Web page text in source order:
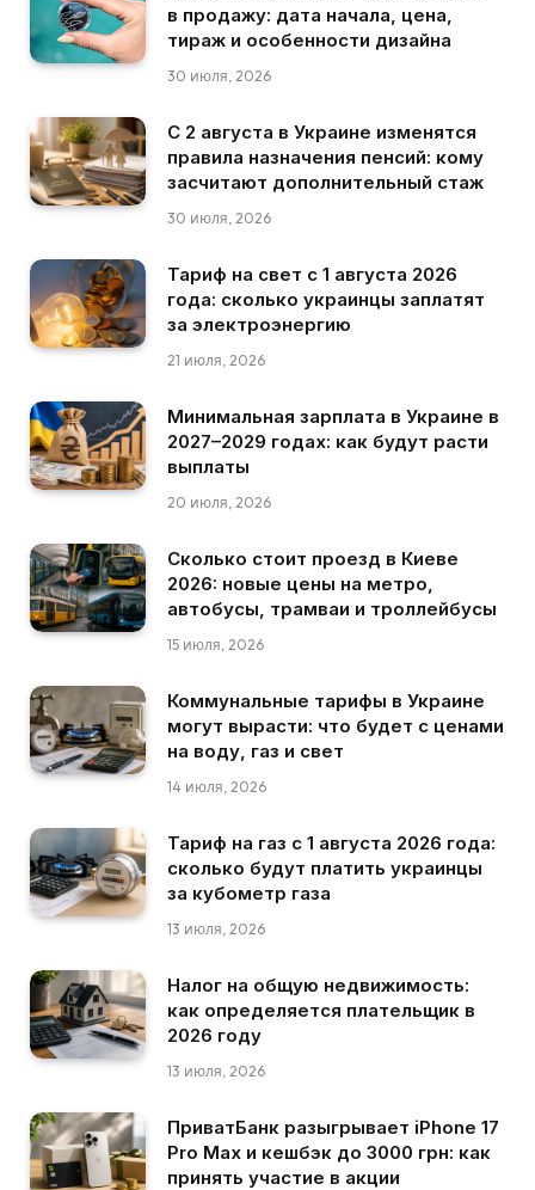
в продажу: дата начала, цена,
тираж и особенности дизайна
30 июля, 2026
С 2 августа в Украине изменятся
правила назначения пенсий: кому
засчитают дополнительный стаж
30 июля, 2026
Тариф на свет с 1 августа 2026
года: сколько украинцы заплатят
за электроэнергию
21 июля, 2026
Минимальная зарплата в Украине в
2027–2029 годах: как будут расти
выплаты
20 июля, 2026
Сколько стоит проезд в Киеве
2026: новые цены на метро,
автобусы, трамваи и троллейбусы
15 июля, 2026
Коммунальные тарифы в Украине
могут вырасти: что будет с ценами
на воду, газ и свет
14 июля, 2026
Тариф на газ с 1 августа 2026 года:
сколько будут платить украинцы
за кубометр газа
13 июля, 2026
Налог на общую недвижимость:
как определяется плательщик в
2026 году
13 июля, 2026
ПриватБанк разыгрывает iPhone 17
Pro Max и кешбэк до 3000 грн: как
принять участие в акции